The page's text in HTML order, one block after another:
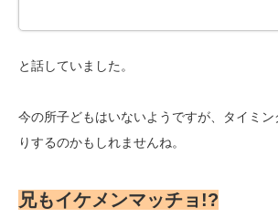
と話していました。
今の所子どもはいないようですが、タイミ
りするのかもしれませんね。
兄もイケメンマッチョ!?